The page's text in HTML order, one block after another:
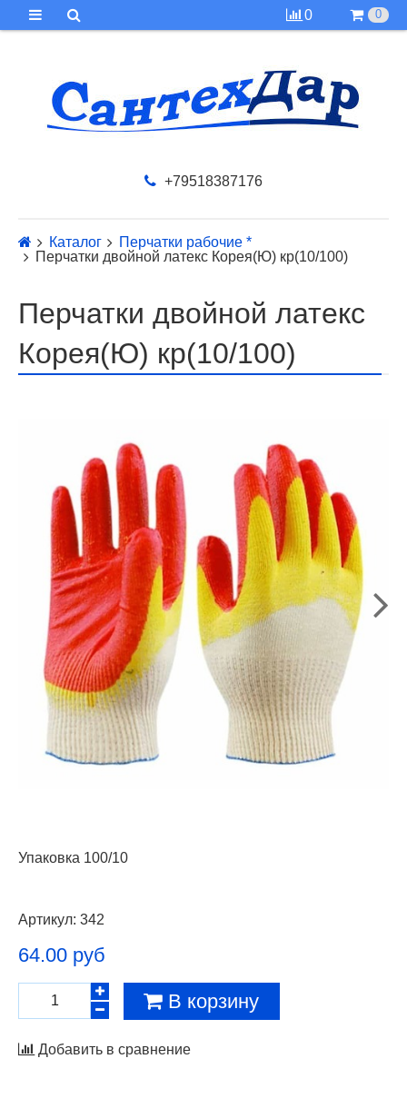
0 0
+79518387176
Каталог
Перчатки рабочие *
Перчатки двойной латекс Корея(Ю) кр(10/100)
Перчатки двойной латекс
Корея(Ю) кр(10/100)
Упаковка 100/10
Артикул: 342
64.00 руб
В корзину
Добавить в сравнение